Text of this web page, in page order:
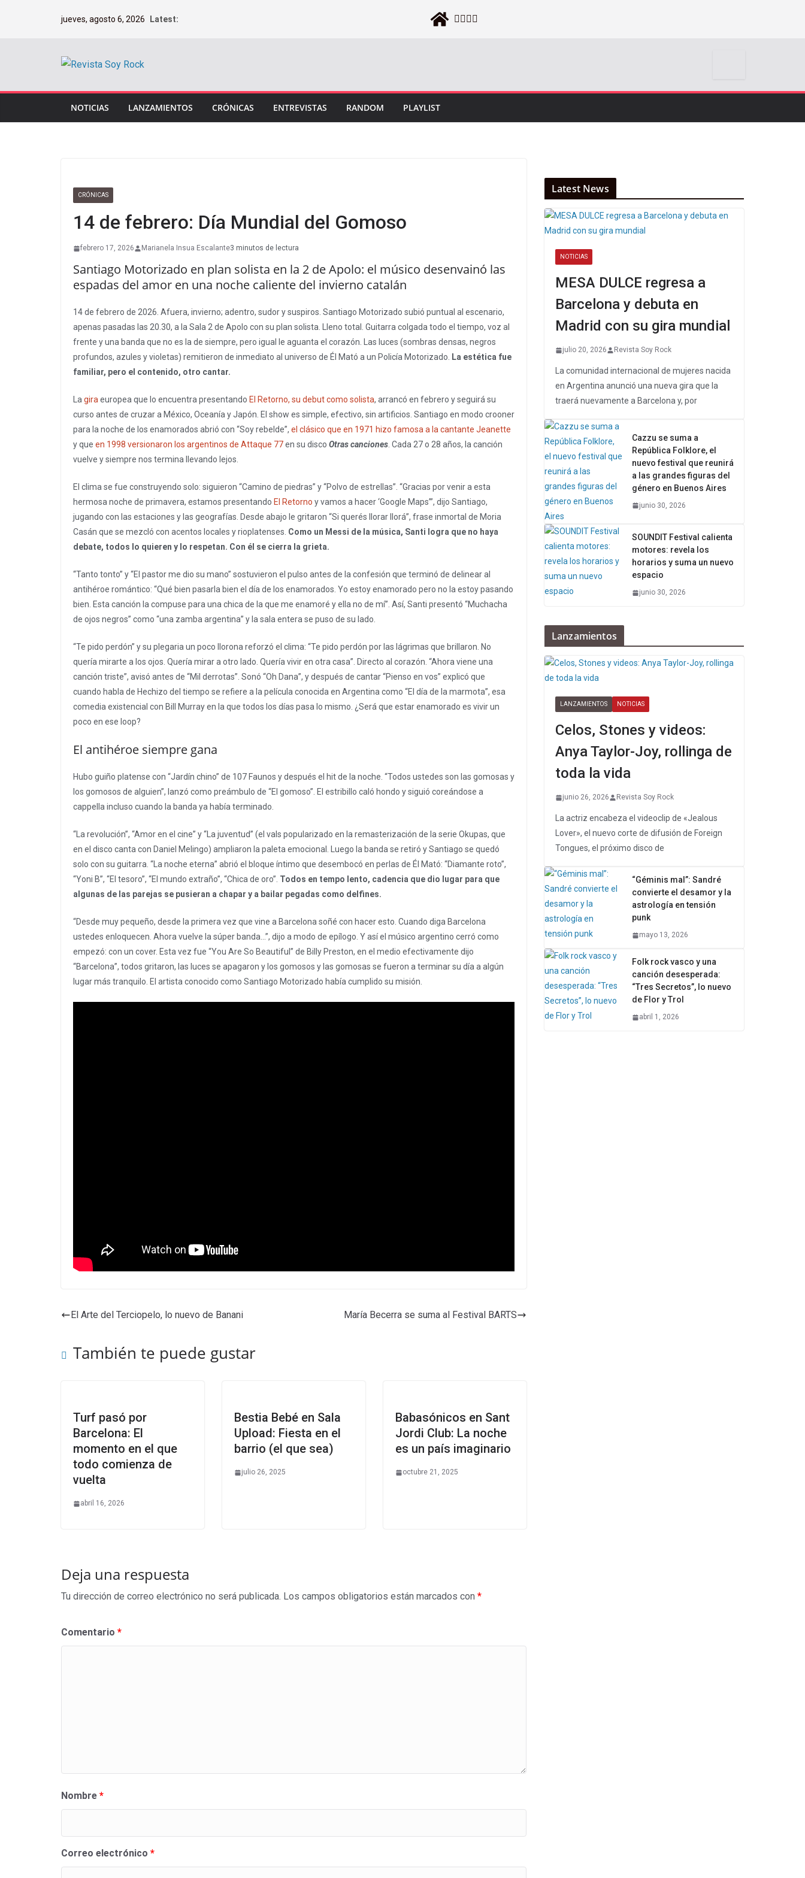
jueves, agosto 6, 2026 Latest:
NOTICIAS LANZAMIENTOS CRÓNICAS ENTREVISTAS RANDOM PLAYLIST
CRÓNICAS
14 de febrero: Día Mundial del Gomoso
febrero 17, 2026 Marianela Insua Escalante3 minutos de lectura
Santiago Motorizado en plan solista en la 2 de Apolo: el músico desenvainó las
espadas del amor en una noche caliente del invierno catalán
14 de febrero de 2026. Afuera, invierno; adentro, sudor y suspiros. Santiago Motorizado subió puntual al escenario,
apenas pasadas las 20.30, a la Sala 2 de Apolo con su plan solista. Lleno total. Guitarra colgada todo el tiempo, voz al
frente y una banda que no es la de siempre, pero igual le aguanta el corazón. Las luces (sombras densas, negros
profundos, azules y violetas) remitieron de inmediato al universo de Él Mató a un Policía Motorizado.
La estética fue
familiar, pero el contenido, otro cantar.
La gira europea que lo encuentra presentando El Retorno, su debut como solista, arrancó en febrero y seguirá su
curso antes de cruzar a México, Oceanía y Japón. El show es simple, efectivo, sin artificios. Santiago en modo crooner
para la noche de los enamorados abrió con “Soy rebelde”, el clásico que en 1971 hizo famosa a la cantante Jeanette
y que en 1998 versionaron los argentinos de Attaque 77en su disco Otras canciones . Cada 27 o 28 años, la canción
vuelve y siempre nos termina llevando lejos.
El clima se fue construyendo solo: siguieron “Camino de piedras” y “Polvo de estrellas”. “Gracias por venir a esta
hermosa noche de primavera, estamos presentando El Retorno y vamos a hacer ‘Google Maps’”, dijo Santiago,
jugando con las estaciones y las geografías. Desde abajo le gritaron “Si querés llorar llorá”, frase inmortal de Moria
Casán que se mezcló con acentos locales y rioplatenses. Como un Messi de la música, Santi logra que no haya
debate, todos lo quieren y lo respetan. Con él se cierra la grieta.
“Tanto tonto” y “El pastor me dio su mano” sostuvieron el pulso antes de la confesión que terminó de delinear al
antihéroe romántico: “Qué bien pasarla bien el día de los enamorados. Yo estoy enamorado pero no la estoy pasando
bien. Esta canción la compuse para una chica de la que me enamoré y ella no de mí”. Así, Santi presentó “Muchacha
de ojos negros” como “una zamba argentina” y la sala entera se puso de su lado.
“Te pido perdón” y su plegaria un poco llorona reforzó el clima: “Te pido perdón por las lágrimas que brillaron. No
quería mirarte a los ojos. Quería mirar a otro lado. Quería vivir en otra casa”. Directo al corazón. “Ahora viene una
canción triste”, avisó antes de “Mil derrotas”. Sonó “Oh Dana”, y después de cantar “Pienso en vos” explicó que
cuando habla de Hechizo del tiempo se refiere a la película conocida en Argentina como “El día de la marmota”, esa
comedia existencial con Bill Murray en la que todos los días pasa lo mismo. ¿Será que estar enamorado es vivir un
poco en ese loop?
El antihéroe siempre gana
Hubo guiño platense con “Jardín chino” de 107 Faunos y después el hit de la noche. “Todos ustedes son las gomosas y
los gomosos de alguien”, lanzó como preámbulo de “El gomoso”. El estribillo caló hondo y siguió coreándose a
cappella incluso cuando la banda ya había terminado.
“La revolución”, “Amor en el cine” y “La juventud” (el vals popularizado en la remasterización de la serie Okupas, que
en el disco canta con Daniel Melingo) ampliaron la paleta emocional. Luego la banda se retiró y Santiago se quedó
solo con su guitarra. “La noche eterna” abrió el bloque íntimo que desembocó en perlas de Él Mató: “Diamante roto”,
“Yoni B”, “El tesoro”, “El mundo extraño”, “Chica de oro”. Todos en tempo lento, cadencia que dio lugar para que
algunas de las parejas se pusieran a chapar y a bailar pegadas como delfines.
“Desde muy pequeño, desde la primera vez que vine a Barcelona soñé con hacer esto. Cuando diga Barcelona
ustedes enloquecen. Ahora vuelve la súper banda…”, dijo a modo de epílogo. Y así el músico argentino cerró como
empezó: con un cover. Esta vez fue “You Are So Beautiful” de Billy Preston, en el medio efectivamente dijo
“Barcelona”, todos gritaron, las luces se apagaron y los gomosos y las gomosas se fueron a terminar su día a algún
lugar más tranquilo. El artista conocido como Santiago Motorizado había cumplido su misión.
El Arte del Terciopelo, lo nuevo de Banani María Becerra se suma al Festival BARTS
También te puede gustar
Turf pasó por
Barcelona: El
momento en el que
todo comienza de
vuelta
abril 16, 2026
Bestia Bebé en Sala
Upload: Fiesta en el
barrio (el que sea)
julio 26, 2025
Babasónicos en Sant
Jordi Club: La noche
es un país imaginario
octubre 21, 2025
Deja una respuesta
Tu dirección de correo electrónico no será publicada. Los campos obligatorios están marcados con *
Comentario *
Nombre *
Correo electrónico *
Latest News
NOTICIAS
MESA DULCE regresa a
Barcelona y debuta en
Madrid con su gira mundial
julio 20, 2026 Revista Soy Rock
La comunidad internacional de mujeres nacida
en Argentina anunció una nueva gira que la
traerá nuevamente a Barcelona y, por
Cazzu se suma a
República Folklore, el
nuevo festival que reunirá
a las grandes figuras del
género en Buenos Aires
junio 30, 2026
SOUNDIT Festival calienta
motores: revela los
horarios y suma un nuevo
espacio
junio 30, 2026
Lanzamientos
LANZAMIENTOS NOTICIAS
Celos, Stones y videos:
Anya Taylor-Joy, rollinga de
toda la vida
junio 26, 2026 Revista Soy Rock
La actriz encabeza el videoclip de «Jealous
Lover», el nuevo corte de difusión de Foreign
Tongues, el próximo disco de
“Géminis mal”: Sandré
convierte el desamor y la
astrología en tensión
punk
mayo 13, 2026
Folk rock vasco y una
canción desesperada:
“Tres Secretos”, lo nuevo
de Flor y Trol
abril 1, 2026